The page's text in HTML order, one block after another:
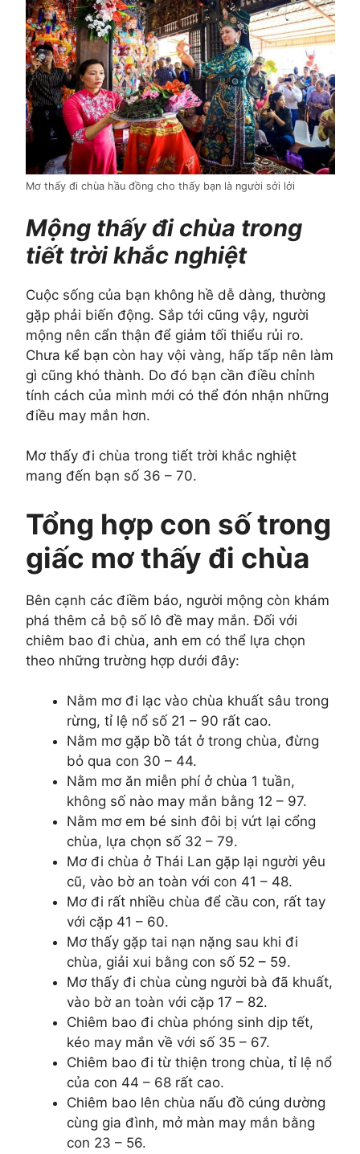
Mơ thấy đi chùa hầu đồng cho thấy bạn là người sởi lởi
Mộng thấy đi chùa trong
tiết trời khắc nghiệt
Cuộc sống của bạn không hề dễ dàng, thường
gặp phải biến động. Sắp tới cũng vậy, người
mộng nên cẩn thận để giảm tối thiểu rủi ro.
Chưa kể bạn còn hay vội vàng, hấp tấp nên làm
gì cũng khó thành. Do đó bạn cần điều chỉnh
tính cách của mình mới có thể đón nhận những
điều may mắn hơn.
Mơ thấy đi chùa trong tiết trời khắc nghiệt
mang đến bạn số 36 – 70.
Tổng hợp con số trong
giấc mơ thấy đi chùa
Bên cạnh các điềm báo, người mộng còn khám
phá thêm cả bộ số lô đề may mắn. Đối với
chiêm bao đi chùa, anh em có thể lựa chọn
theo những trường hợp dưới đây:
Nằm mơ đi lạc vào chùa khuất sâu trong
rừng, tỉ lệ nổ số 21 – 90 rất cao.
Nằm mơ gặp bồ tát ở trong chùa, đừng
bỏ qua con 30 – 44.
Nằm mơ ăn miễn phí ở chùa 1 tuần,
không số nào may mắn bằng 12 – 97.
Nằm mơ em bé sinh đôi bị vứt lại cổng
chùa, lựa chọn số 32 – 79.
Mơ đi chùa ở Thái Lan gặp lại người yêu
cũ, vào bờ an toàn với con 41 – 48.
Mơ đi rất nhiều chùa để cầu con, rất tay
với cặp 41 – 60.
Mơ thấy gặp tai nạn nặng sau khi đi
chùa, giải xui bằng con số 52 – 59.
Mơ thấy đi chùa cùng người bà đã khuất,
vào bờ an toàn với cặp 17 – 82.
Chiêm bao đi chùa phóng sinh dịp tết,
kéo may mắn về với số 35 – 67.
Chiêm bao đi từ thiện trong chùa, tỉ lệ nổ
của con 44 – 68 rất cao.
Chiêm bao lên chùa nấu đồ cúng dường
cùng gia đình, mở màn may mắn bằng
con 23 – 56.